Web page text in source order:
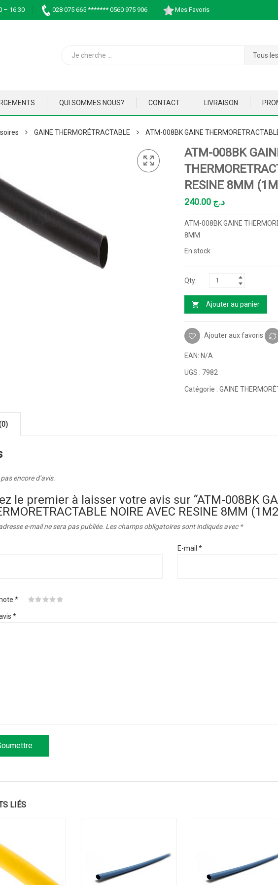
– 16:30 028 075 665 ******* 0560 975 906 Mes Favoris
Tous
QUI SOMMES NOUS? CONTACT LIVRAISON
GAINE THERMORÉTRACTABLE ATM-008BK GAINE
ATM-008BK
RESINE 8MM
د.ج
ATM-008BK GAINE
8MM
En stock
Ajouter au panier
Ajouter aux favoris
EAN: N/A
UGS : 7982
Catégorie : GAINE
pas encore d’avis.
le premier à laisser votre avis sur “ATM-008BK
NOIRE AVEC RESINE 8MM
e-mail ne sera pas publiée. Les champs obligatoires sont indiqués avec *
E-mail *
*
*
LIÉS